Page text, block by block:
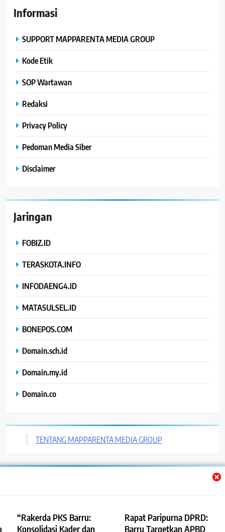
“Rakerda PKS Barru:
Konsolidasi Kader dan
Rapat Paripurna DPRD:
Barru Targetkan APBD
Informasi
SUPPORT MAPPARENTA MEDIA GROUP
Kode Etik
SOP Wartawan
Redaksi
Privacy Policy
Pedoman Media Siber
Disclaimer
Jaringan
FOBIZ.ID
TERASKOTA.INFO
INFODAENG4.ID
MATASULSEL.ID
BONEPOS.COM
Domain.sch.id
Domain.my.id
Domain.co
TENTANG MAPPARENTA MEDIA GROUP